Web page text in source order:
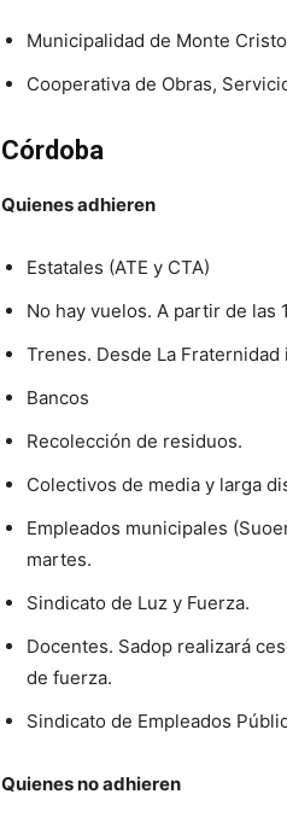
Municipalidad de Monte Cristo
Cooperativa de Obras,
Córdoba
Quienes adhieren
Estatales (ATE y CTA)
No hay vuelos. A partir de las
Trenes. Desde La
Bancos
Recolección de residuos.
Colectivos de media y larga
Empleados municipales
martes.
Sindicato de Luz y Fuerza.
Docentes. Sadop realizará
de fuerza.
Sindicato de Empleados
Quienes no adhieren